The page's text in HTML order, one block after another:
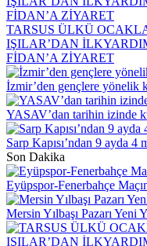
TARSUS ÜLKÜ
IŞILAR’DAN
FİDAN’A ZİYARET
İzmir’den gençlere yönelik
YASAV’dan tarihin izinde
Sarp Kapısı’ndan 9 ayda 4
Son Dakika
Eyüpspor-Fenerbahçe
Mersin Yılbaşı Pazarı Yeni